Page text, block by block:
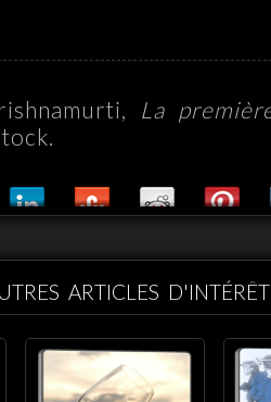
La
ARTICLES D'INTÉRÊT